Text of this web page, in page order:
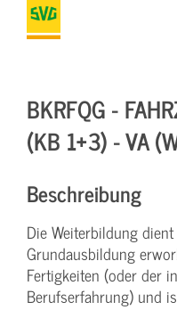
BKRFQG -
(KB 1+3) - VA
Beschreibung
Die Weiterbildung
Grundausbildung
Fertigkeiten (oder der
Berufserfahrung) und